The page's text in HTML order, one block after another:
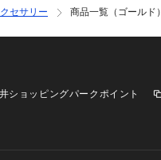
セサリー 商品一覧（ゴールド）
ショッピングパークポイント